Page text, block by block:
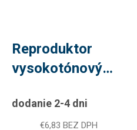
Reproduktor
vysokotónový
dodanie 2-4 dni
€6,83 BEZ DPH